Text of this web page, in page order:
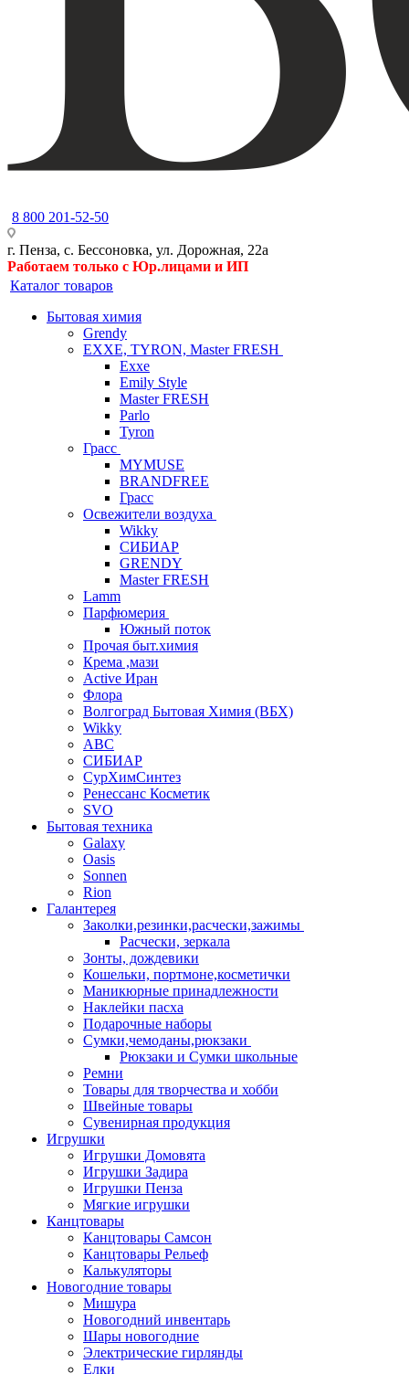
8 800 201-52-50
г. Пенза, с. Бессоновка, ул. Дорожная, 22а
Работаем только с Юр.лицами и ИП
Каталог товаров
Бытовая химия
Grendy
EXXE, TYRON, Master FRESH
Exxe
Emily Style
Master FRESH
Parlo
Tyron
Грасс
MYMUSE
BRANDFREE
Грасс
Освежители воздуха
Wikky
СИБИАР
GRENDY
Master FRESH
Lamm
Парфюмерия
Южный поток
Прочая быт.химия
Крема ,мази
Аctive Иран
Флора
Волгоград Бытовая Химия (ВБХ)
Wikky
АВС
СИБИАР
СурХимСинтез
Ренессанс Косметик
SVO
Бытовая техника
Galaxy
Oasis
Sonnen
Rion
Галантерея
Заколки,резинки,расчески,зажимы
Расчески, зеркала
Зонты, дождевики
Кошельки, портмоне,косметички
Маникюрные принадлежности
Наклейки пасха
Подарочные наборы
Сумки,чемоданы,рюкзаки
Рюкзаки и Сумки школьные
Ремни
Товары для творчества и хобби
Швейные товары
Сувенирная продукция
Игрушки
Игрушки Домовята
Игрушки Задира
Игрушки Пенза
Мягкие игрушки
Канцтовары
Канцтовары Самсон
Канцтовары Рельеф
Калькуляторы
Новогодние товары
Мишура
Новогодний инвентарь
Шары новогодние
Электрические гирлянды
Елки